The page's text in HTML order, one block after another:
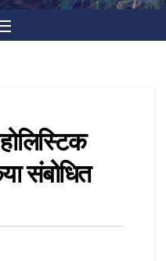
संबोधित